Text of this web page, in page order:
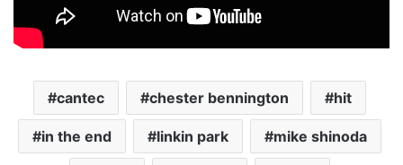
cantec chester bennington hit
in the end linkin park mike shinoda